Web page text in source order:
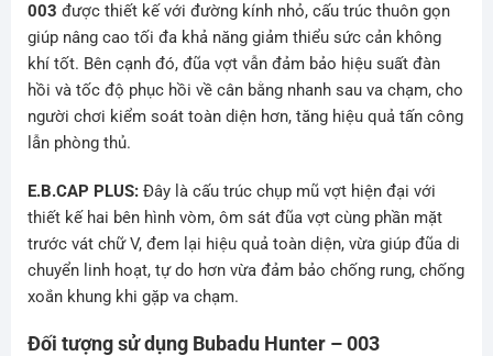
003 được thiết kế với đường kính nhỏ, cấu trúc thuôn gọn
giúp nâng cao tối đa khả năng giảm thiểu sức cản không
khí tốt. Bên cạnh đó, đũa vợt vẫn đảm bảo hiệu suất đàn
hồi và tốc độ phục hồi về cân bằng nhanh sau va chạm, cho
người chơi kiểm soát toàn diện hơn, tăng hiệu quả tấn công
lẫn phòng thủ.
E.B.CAP PLUS:Đây là cấu trúc chụp mũ vợt hiện đại với
thiết kế hai bên hình vòm, ôm sát đũa vợt cùng phần mặt
trước vát chữ V, đem lại hiệu quả toàn diện, vừa giúp đũa di
chuyển linh hoạt, tự do hơn vừa đảm bảo chống rung, chống
xoắn khung khi gặp va chạm.
Đối tượng sử dụng Bubadu Hunter – 003